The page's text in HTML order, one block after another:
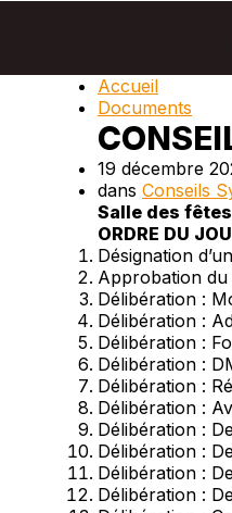
Accueil
Documents
19 décembre
dans Conseils
Salle des
ORDRE DU
Désignation
Approbation du
Délibération :
Délibération :
Délibération :
Délibération :
Délibération :
Délibération :
Délibération :
Délibération :
Délibération :
Délibération :